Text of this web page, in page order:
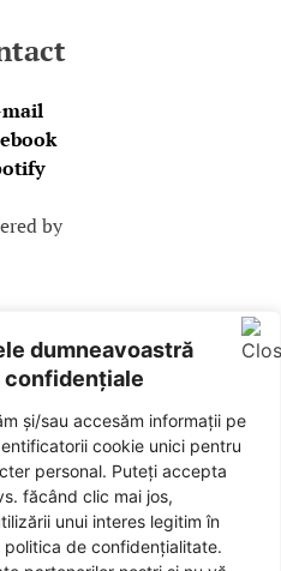
dumneavoastră
confidențiale
și/sau accesăm informații pe
cookie unici pentru
personal. Puteți accepta
făcând clic mai jos,
unui interes legitim în
de confidențialitate.
by
City Guide Media SRL,
Goga nr. 9, bl. 290